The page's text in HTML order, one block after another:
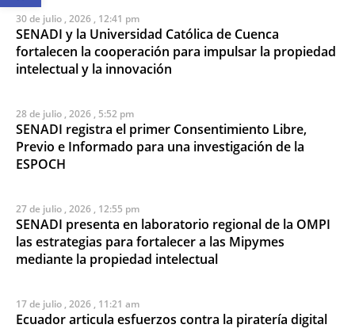
30 de julio , 2026 , 12:41 pm
SENADI y la Universidad Católica de Cuenca
fortalecen la cooperación para impulsar la propiedad
intelectual y la innovación
28 de julio , 2026 , 5:52 pm
SENADI registra el primer Consentimiento Libre,
Previo e Informado para una investigación de la
ESPOCH
27 de julio , 2026 , 12:55 pm
SENADI presenta en laboratorio regional de la OMPI
las estrategias para fortalecer a las Mipymes
mediante la propiedad intelectual
17 de julio , 2026 , 11:21 am
Ecuador articula esfuerzos contra la piratería digital